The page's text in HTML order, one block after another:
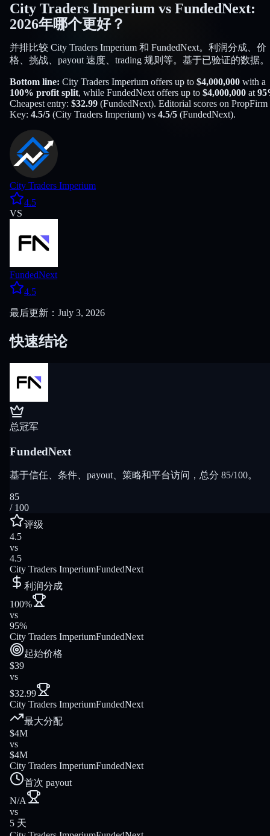
City Traders Imperium vs FundedNext:
2026年哪个更好？
并排比较 City Traders Imperium 和 FundedNext。利润分成、价
格、挑战、payout 速度、trading 规则等。基于已验证的数据。
Bottom line: City Traders Imperium offers up to $4,000,000 with a
100% profit split, while FundedNext offers up to $4,000,000 at 95
Cheapest entry: $32.99 (FundedNext). Editorial scores on PropFirm
Key: 4.5/5 (City Traders Imperium) vs 4.5/5 (FundedNext).
City Traders Imperium
4.5
VS
FundedNext
4.5
最后更新：July 3, 2026
快速结论
总冠军
FundedNext
基于信任、条件、payout、策略和平台访问，总分 85/100。
85
/ 100
评级
4.5
vs
4.5
City Traders ImperiumFundedNext
利润分成
100%
vs
95%
City Traders ImperiumFundedNext
起始价格
$39
vs
$32.99
City Traders ImperiumFundedNext
最大分配
$4M
vs
$4M
City Traders ImperiumFundedNext
首次 payout
N/A
vs
5 天